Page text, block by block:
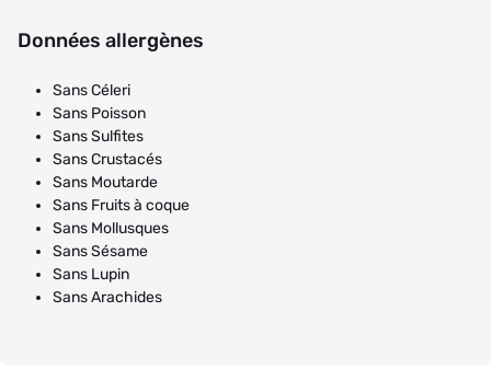
Données allergènes
Sans Céleri
Sans Poisson
Sans Sulfites
Sans Crustacés
Sans Moutarde
Sans Fruits à coque
Sans Mollusques
Sans Sésame
Sans Lupin
Sans Arachides